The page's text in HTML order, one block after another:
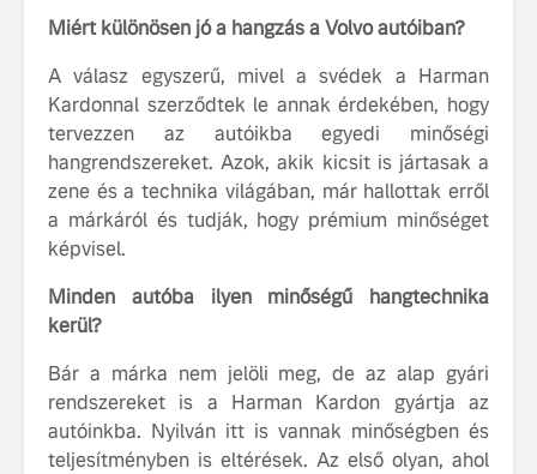
Miért különösen jó a hangzás a Volvo autóiban?
A válasz egyszerű, mivel a svédek a Harman
Kardonnal szerződtek le annak érdekében, hogy
tervezzen az autóikba egyedi minőségi
hangrendszereket. Azok, akik kicsit is jártasak a
zene és a technika világában, már hallottak erről
a márkáról és tudják, hogy prémium minőséget
képvisel.
Minden autóba ilyen minőségű hangtechnika
kerül?
Bár a márka nem jelöli meg, de az alap gyári
rendszereket is a Harman Kardon gyártja az
autóinkba. Nyilván itt is vannak minőségben és
teljesítményben is eltérések. Az első olyan, ahol
ismerje
tisztán
Volvo
A Volvo
Country:
képes,
Volvo élmények a
Lajvér Pikniken
A Volvo
bemutatja